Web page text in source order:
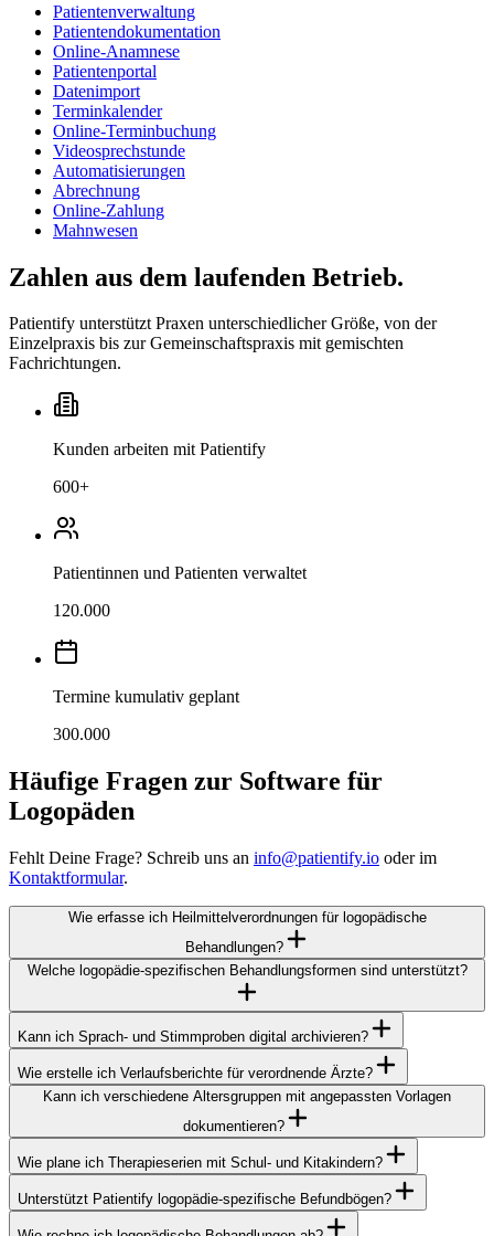
Patientenverwaltung
Patientendokumentation
Online-Anamnese
Patientenportal
Datenimport
Terminkalender
Online-Terminbuchung
Videosprechstunde
Automatisierungen
Abrechnung
Online-Zahlung
Mahnwesen
Zahlen aus dem laufenden Betrieb.
Patientify unterstützt Praxen unterschiedlicher Größe, von der
Einzelpraxis bis zur Gemeinschaftspraxis mit gemischten
Fachrichtungen.
Kunden arbeiten mit Patientify
600+
Patientinnen und Patienten verwaltet
120.000
Termine kumulativ geplant
300.000
Häufige Fragen zur Software für
Logopäden
Fehlt Deine Frage? Schreib uns an info@patientify.io oder im
Kontaktformular.
Wie erfasse ich Heilmittelverordnungen für logopädische
Behandlungen?
Welche logopädie-spezifischen Behandlungsformen sind unterstützt?
Kann ich Sprach- und Stimmproben digital archivieren?
Wie erstelle ich Verlaufsberichte für verordnende Ärzte?
Kann ich verschiedene Altersgruppen mit angepassten Vorlagen
dokumentieren?
Wie plane ich Therapieserien mit Schul- und Kitakindern?
Unterstützt Patientify logopädie-spezifische Befundbögen?